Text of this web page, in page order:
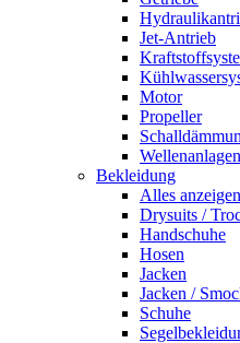
Jet-Antrieb
Motor
Propeller
Wellenanlagen
Bekleidung
Alles
Drysuits /
Handschuhe
Hosen
Jacken
Jacken /
Schuhe